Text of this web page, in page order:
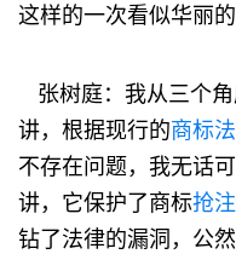
这样的一次看似华丽的
张树庭：我从三个
讲，根据现行的商标法
不存在问题，我无话
讲，它保护了商标抢注
钻了法律的漏洞，公